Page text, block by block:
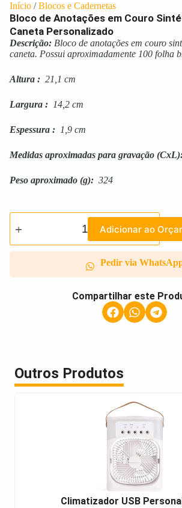
Início /Blocos e Cadernetas
Bloco de Anotações em Couro
Caneta Personalizado
Descrição: Bloco de anotações em couro
caneta. Possui aproximadamente 100 folha
Altura : 21,1 cm
Largura : 14,2 cm
Espessura : 1,9 cm
Medidas aproximadas para gravação
Peso aproximado (g): 324
Adicionar ao
Pedir via
Compartilhar este
Outros Produtos
Climatizador USB